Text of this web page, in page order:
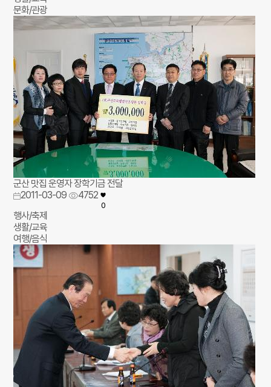
문화/관광
군산 맛집 운영자 장학기금 전달
2011-03-09
4752
0
행사/축제
생활/교육
여행/음식